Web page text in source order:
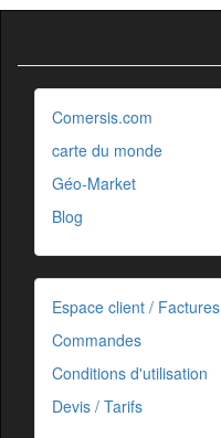
Comersis.com
carte du monde
Géo-Market
Blog
Espace client / Factures
Commandes
Conditions d'utilisation
Devis / Tarifs